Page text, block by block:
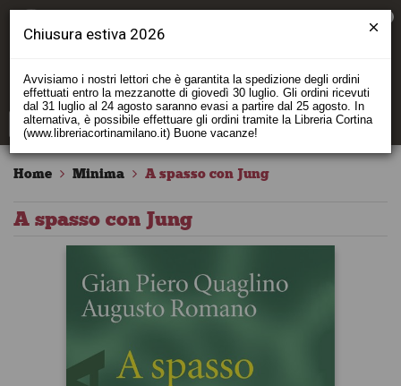
Home Minima A spasso con Jung
A spasso con Jung
Chiusura estiva 2026
Avvisiamo i nostri lettori che è garantita la spedizione degli ordini
effettuati entro la mezzanotte di giovedì 30 luglio. Gli ordini ricevuti
dal 31 luglio al 24 agosto saranno evasi a partire dal 25 agosto. In
alternativa, è possibile effettuare gli ordini tramite la Libreria Cortina
(www.libreriacortinamilano.it) Buone vacanze!